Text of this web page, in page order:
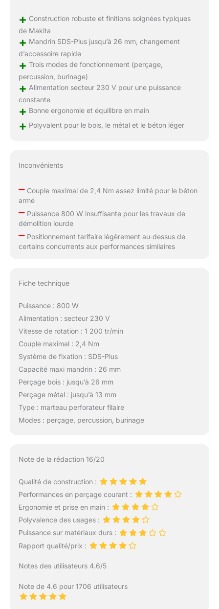
+ Construction robuste et finitions soignées typiques
de Makita
+ Mandrin SDS-Plus jusqu’à 26 mm, changement
d’accessoire rapide
+ Trois modes de fonctionnement (perçage,
percussion, burinage)
+ Alimentation secteur 230 V pour une puissance
constante
+ Bonne ergonomie et équilibre en main
+ Polyvalent pour le bois, le métal et le béton léger
Inconvénients
–Couple maximal de 2,4 Nm assez limité pour le béton
armé
–Puissance 800 W insuffisante pour les travaux de
démolition lourde
–Positionnement tarifaire légèrement au-dessus de
certains concurrents aux performances similaires
Fiche technique
Puissance : 800 W
Alimentation : secteur 230 V
Vitesse de rotation : 1 200 tr/min
Couple maximal : 2,4 Nm
Système de fixation : SDS-Plus
Capacité maxi mandrin : 26 mm
Perçage bois : jusqu’à 26 mm
Perçage métal : jusqu’à 13 mm
Type : marteau perforateur filaire
Modes : perçage, percussion, burinage
Note de la rédaction 16/20
Qualité de construction :
Performances en perçage courant :
Ergonomie et prise en main :
Polyvalence des usages :
Puissance sur matériaux durs :
Rapport qualité/prix :
Notes des utilisateurs 4.6/5
Note de 4.6 pour 1706 utilisateurs